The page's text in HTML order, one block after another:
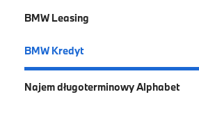
BMW Leasing
BMW Kredyt
Najem długoterminowy Alphabet